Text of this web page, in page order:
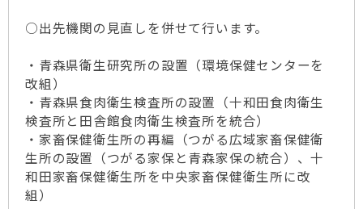
○出先機関の見直しを併せて行います。
・青森県衛生研究所の設置（環境保健センターを
改組）
・青森県食肉衛生検査所の設置（十和田食肉衛生
検査所と田舎館食肉衛生検査所を統合）
・家畜保健衛生所の再編（つがる広域家畜保健衛
生所の設置（つがる家保と青森家保の統合）、十
和田家畜保健衛生所を中央家畜保健衛生所に改
組）